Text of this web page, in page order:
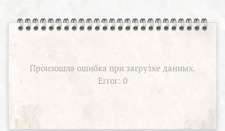
Произошла ошибка при загрузке данных.
Error: 0